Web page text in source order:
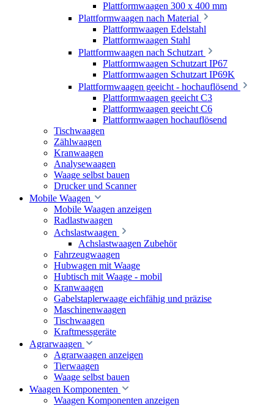
Plattformwaagen 300 x 400 mm
Plattformwaagen nach Material
Plattformwaagen Edelstahl
Plattformwaagen Stahl
Plattformwaagen nach Schutzart
Plattformwaagen Schutzart IP67
Plattformwaagen Schutzart IP69K
Plattformwaagen geeicht - hochauflösend
Plattformwaagen geeicht C3
Plattformwaagen geeicht C6
Plattformwaagen hochauflösend
Tischwaagen
Zählwaagen
Kranwaagen
Analysewaagen
Waage selbst bauen
Drucker und Scanner
Mobile Waagen
Mobile Waagen anzeigen
Radlastwaagen
Achslastwaagen
Achslastwaagen Zubehör
Fahrzeugwaagen
Hubwagen mit Waage
Hubtisch mit Waage - mobil
Kranwaagen
Gabelstaplerwaage eichfähig und präzise
Maschinenwaagen
Tischwaagen
Kraftmessgeräte
Agrarwaagen
Agrarwaagen anzeigen
Tierwaagen
Waage selbst bauen
Waagen Komponenten
Waagen Komponenten anzeigen